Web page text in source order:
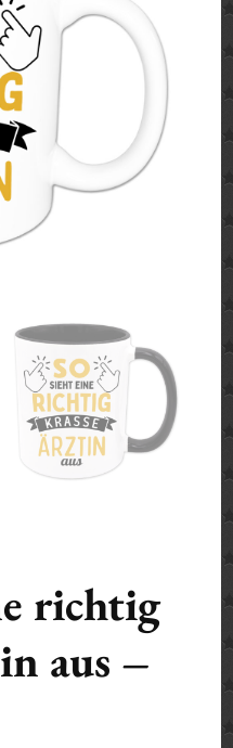
richtig
aus –